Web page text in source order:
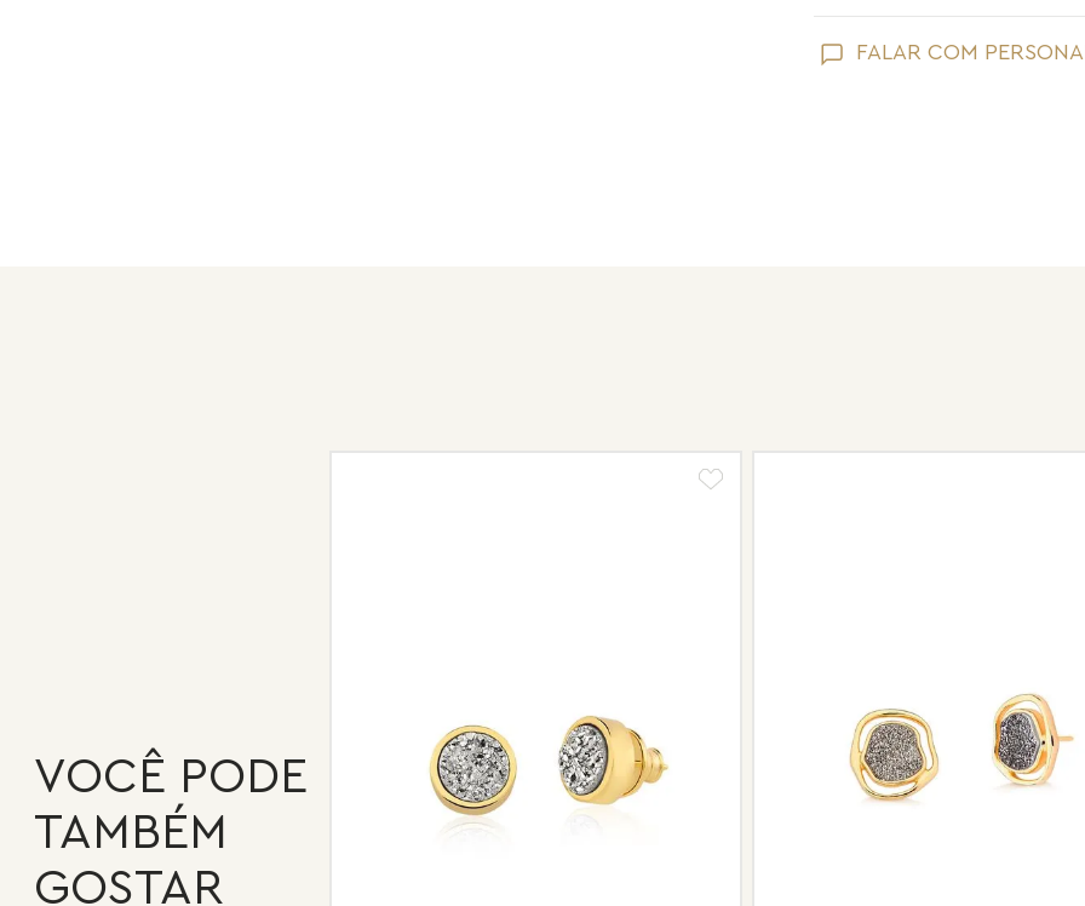
Como toda joia, sua peça Maria
Informe-se conosco sobre estes
FALAR COM
VOCÊ PODE
TAMBÉM
GOSTAR